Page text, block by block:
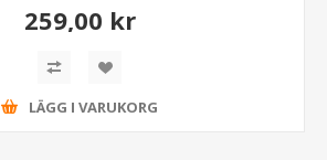
259,00 kr
LÄGG I VARUKORG